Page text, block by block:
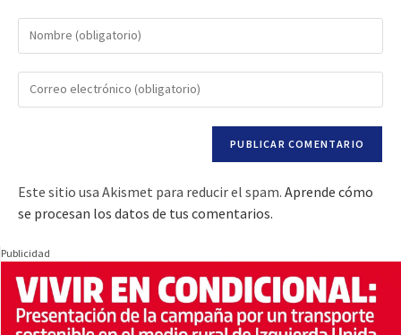
Este sitio usa Akismet para reducir el spam. Aprende cómo
se procesan los datos de tus comentarios.
Publicidad